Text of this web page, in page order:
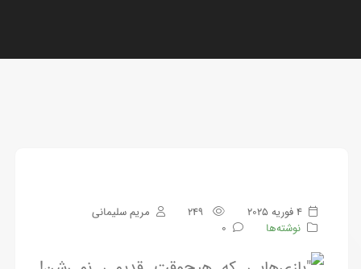
4 فوریه 2025
مریم سلیمانی
نوشته‌ها
0